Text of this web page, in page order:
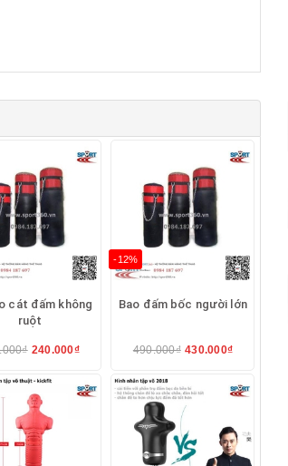
cát đấm không
ruột
240.000₫
-12%
Bao đấm bốc người lớn
490.000₫ 430.000₫